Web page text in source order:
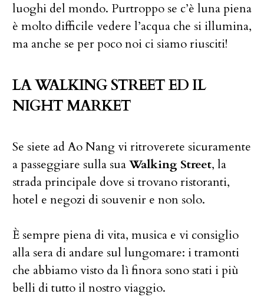
luoghi del mondo. Purtroppo se c’è luna piena
è molto difficile vedere l’acqua che si illumina,
ma anche se per poco noi ci siamo riusciti!
LA WALKING STREET ED IL
NIGHT MARKET
Se siete ad Ao Nang vi ritroverete sicuramente
a passeggiare sulla suaWalking Street, la
strada principale dove si trovano ristoranti,
hotel e negozi di souvenir e non solo.
È sempre piena di vita, musica e vi consiglio
alla sera di andare sul lungomare: i tramonti
che abbiamo visto da lì finora sono stati i più
belli di tutto il nostro viaggio.